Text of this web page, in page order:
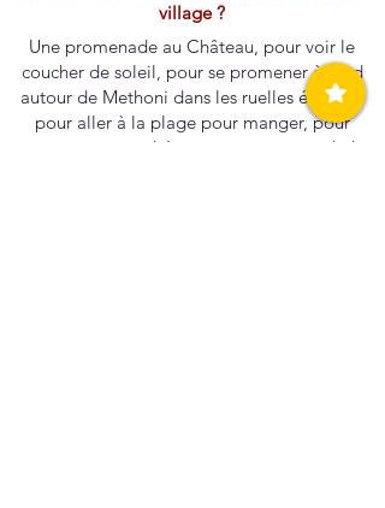
village ?
Une promenade au Château, pour voir le
coucher de soleil, pour se promener à pied
autour de Methoni dans les ruelles étroites,
pour aller à la plage pour manger, pour
monter au marché pour une promenade !